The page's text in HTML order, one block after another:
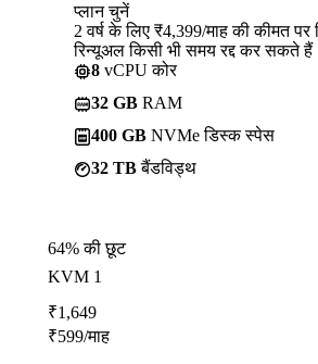
प्लान चुनें
2 वर्ष के लिए ₹4,399/माह की कीमत पर
रिन्यूअल किसी भी समय रद्द कर सकते
8 vCPU कोर
32 GB RAM
400 GB NVMe डिस्क स्पेस
32 TBबैंडविड्थ
64% की छूट
KVM 1
₹1,649
₹599/माह